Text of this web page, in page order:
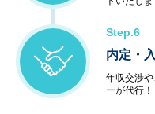
Step.6
内定・
年収交渉
ーが代行！